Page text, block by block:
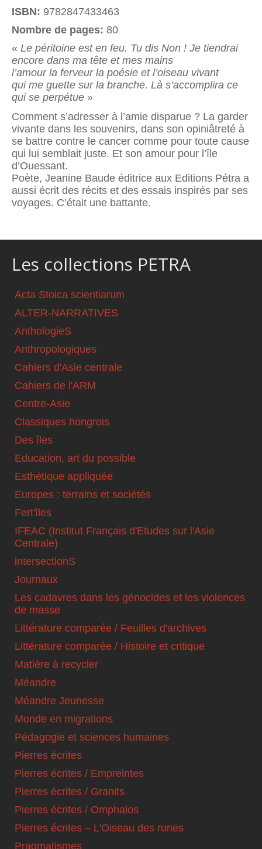
ISBN: 9782847433463
Nombre de pages: 80
« Le péritoine est en feu. Tu dis Non ! Je tiendrai
encore dans ma tête et mes mains
l’amour la ferveur la poésie et l’oiseau vivant
qui me guette sur la branche. Là s’accomplira ce
qui se perpétue »
Comment s’adresser à l’amie disparue ? La garder
vivante dans les souvenirs, dans son opiniâtreté à
se battre contre le cancer comme pour toute cause
qui lui semblait juste. Et son amour pour l’île
d’Ouessant.
Poète, Jeanine Baude éditrice aux Editions Pétra a
aussi écrit des récits et des essais inspirés par ses
voyages. C’était une battante.
Les collections PETRA
Acta Stoica scientiarum
ALTER-NARRATIVES
AnthologieS
Anthropologiques
Cahiers d'Asie centrale
Cahiers de l'ARM
Centre-Asie
Classiques hongrois
Des îles
Education, art du possible
Esthétique appliquée
Europes : terrains et sociétés
Fert'îles
IFEAC (Institut Français d'Etudes sur l'Asie
Centrale)
intersectionS
Journaux
Les cadavres dans les génocides et les violences
de masse
Littérature comparée / Feuilles d'archives
Littérature comparée / Histoire et critique
Matière à recycler
Méandre
Méandre Jeunesse
Monde en migrations
Pédagogie et sciences humaines
Pierres écrites
Pierres écrites / Empreintes
Pierres écrites / Granits
Pierres écrites / Omphalos
Pierres écrites – L'Oiseau des runes
Pragmatismes